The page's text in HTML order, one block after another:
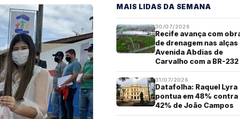
MAIS LIDAS DA SEMANA
30/07/2026
Recife avança com
de drenagem nas alças
Avenida Abdias de
Carvalho com a BR-232
31/07/2026
Datafolha: Raquel Lyra
pontua em 48% contra
42% de João Campos